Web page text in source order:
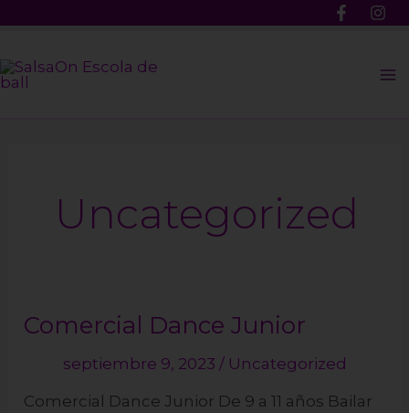
contenido
Uncategorized
Comercial Dance Junior
septiembre 9, 2023 / Uncategorized
Comercial Dance Junior De 9 a 11 años Bailar
Comercial
Junior